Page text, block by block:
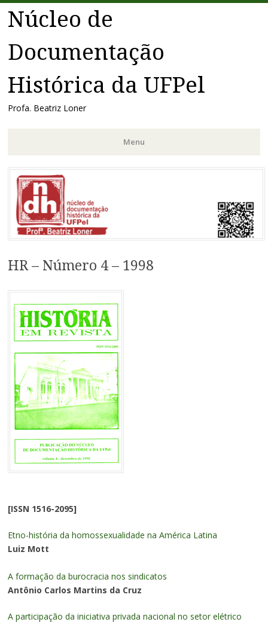
Núcleo de
Documentação
Histórica da UFPel
Profa. Beatriz Loner
Menu
Pular
para
conteúdo
HR – Número 4 – 1998
[ISSN 1516-2095]
Etno-história da homossexualidade na América Latina
Luiz Mott
A formação da burocracia nos sindicatos
Antônio Carlos Martins da Cruz
A participação da iniciativa privada nacional no setor elétrico